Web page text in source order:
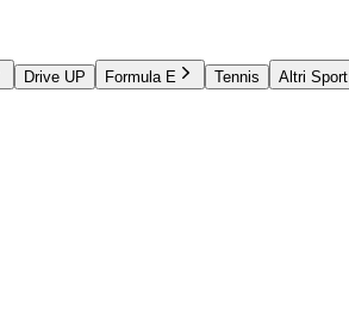
Drive UP Formula E Tennis Altri Sport